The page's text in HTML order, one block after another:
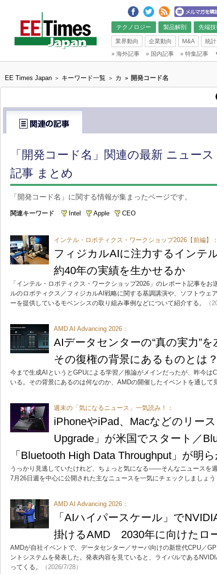
テクノロジー 製品解剖 先端
業界動向 企業動向 M&A
統計
» 海外記事 » 国内記事 » 特集記事
EE Times Japan > キーワード一覧 > カ > 開発コード名
「開発コード名」関連の最新 ニュー
記事 まとめ
「開発コード名」に関する情報が集まったページです。
関連キーワード Intel Apple CEO
インテル・ロボティクス・ワークショップ2026【前編】
フィジカルAIに注力するインテ
約40年の実績を生かせるか
「インテル・ロボティクス・ワークショップ2026」のレポート記事を
ルのロボティクス／フィジカルAI戦略に関する基調講演や、ソフトウェ
ーを提供しているモベンシスの取り組み事例などについて紹介する。
（
AMD AI Advancing 2026：
AIデータセンターの“真の実力”
その復権の背景にあるものとは
今まで生成AIというとGPUによる学習／推論がメインだったが、昨今は
いる。その背景にあるのは何なのか、AMDの開催したイベントを通して
週末の「気になるニュース」一気読み！：
iPhoneやiPad、Macなどのリー
Upgrade」が米国でスタート／
「Bluetooth High Data Throughput」が明
うっかり見逃していたけれど、ちょっと気になる――そんなニュースを
7月26日週を中心に公開された主なニュースを一気にチェックしましょう
AMD AI Advancing 2026：
「AIハイパースケール」で
掛けるAMD 2030年に向けたロ
AMDが自社イベントで、データセンター／サーバ向けの新世代CPU／
ントシステムを発表した。発表内容を見ていると、ライバルである
ってくる。
（2026/7/28）